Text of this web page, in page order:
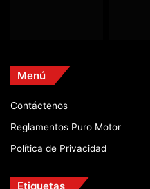
Menú
Contáctenos
Reglamentos Puro Motor
Política de Privacidad
Etiquetas